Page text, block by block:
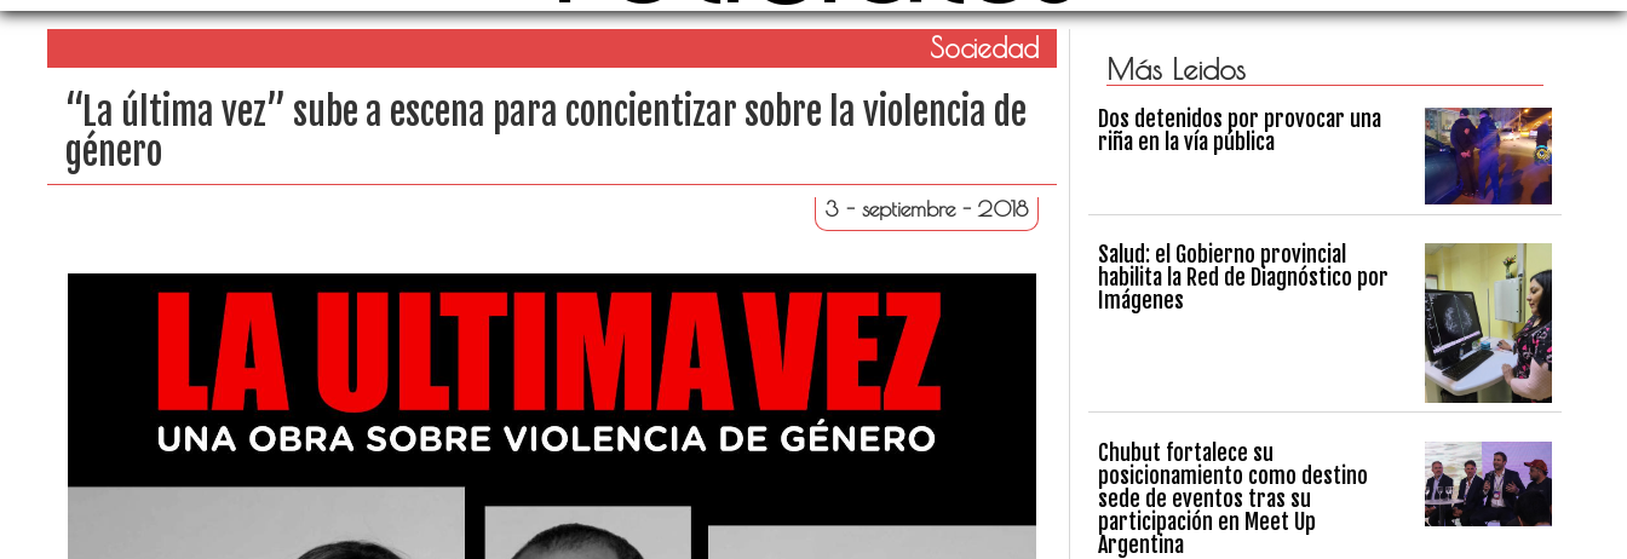
Sociedad
“La última vez” sube a escena para concientizar sobre la violencia de
género
3 - septiembre - 2018
Más Leidos
Dos detenidos por provocar una
riña en la vía pública
Salud: el Gobierno provincial
habilita la Red de Diagnóstico por
Imágenes
Chubut fortalece su
posicionamiento como destino
sede de eventos tras su
participación en Meet Up
Argentina